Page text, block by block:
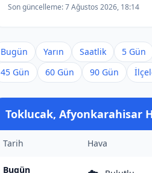
Son güncelleme:7 Ağustos 2026, 18:14
Bugün Yarın Saatlik 5 Gün
45 Gün
60 Gün 90 Gün
Toklucak, Afyonkarahisar
Tarih Hava
Bugün